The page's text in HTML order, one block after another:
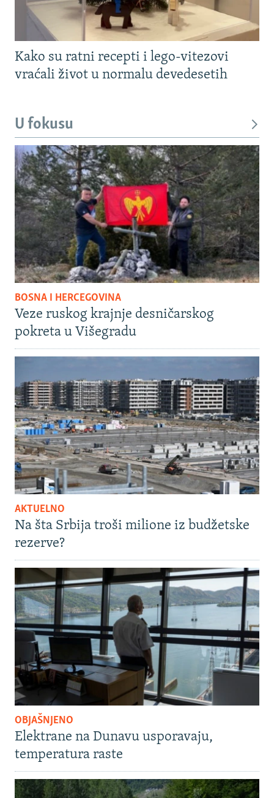
Kako su ratni recepti i lego-vitezovi
vraćali život u normalu devedesetih
U fokusu
BOSNA I HERCEGOVINA
Veze ruskog krajnje desničarskog
pokreta u Višegradu
AKTUELNO
Na šta Srbija troši milione iz budžetske
rezerve?
OBJAŠNJENO
Elektrane na Dunavu usporavaju,
temperatura raste